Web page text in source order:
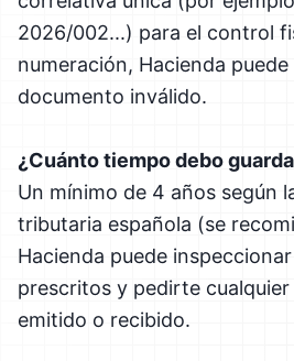
2026/002...) para el control
numeración, Hacienda
documento inválido.
¿Cuánto tiempo debo
Un mínimo de 4 años según
tributaria española (se
Hacienda puede
prescritos y pedirte
emitido o recibido.